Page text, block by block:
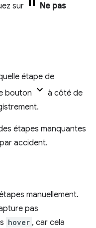
sur
Ne pas
étape de
bouton
à côté de
étapes manquantes
accident.
manuellement.
pas
hover , car cela